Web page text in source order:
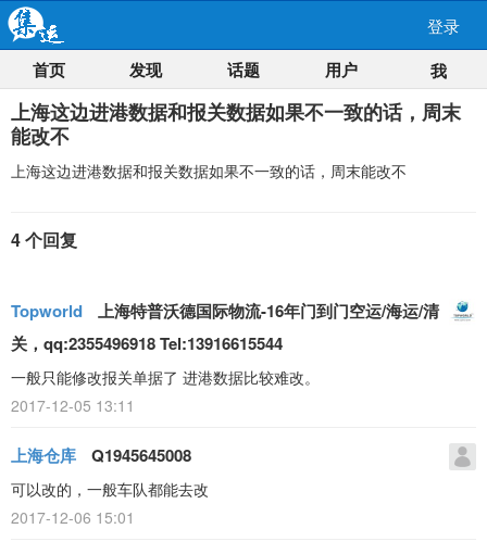
登录
首页 发现 话题 用户 我
上海这边进港数据和报关数据如果不一致的话，周末
能改不
上海这边进港数据和报关数据如果不一致的话，周末能改不
4 个回复
Topworld
上海特普沃德国际物流-16年门到门空运/海运/清
关，qq:2355496918 Tel:13916615544
一般只能修改报关单据了 进港数据比较难改。
2017-12-05 13:11
上海仓库 Q1945645008
可以改的，一般车队都能去改
2017-12-06 15:01